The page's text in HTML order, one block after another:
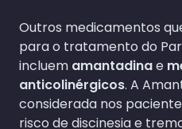
Outros medicamentos
para o tratamento do
incluem amantadinae
anticolinérgicos. A
considerada nos
risco de discinesia e